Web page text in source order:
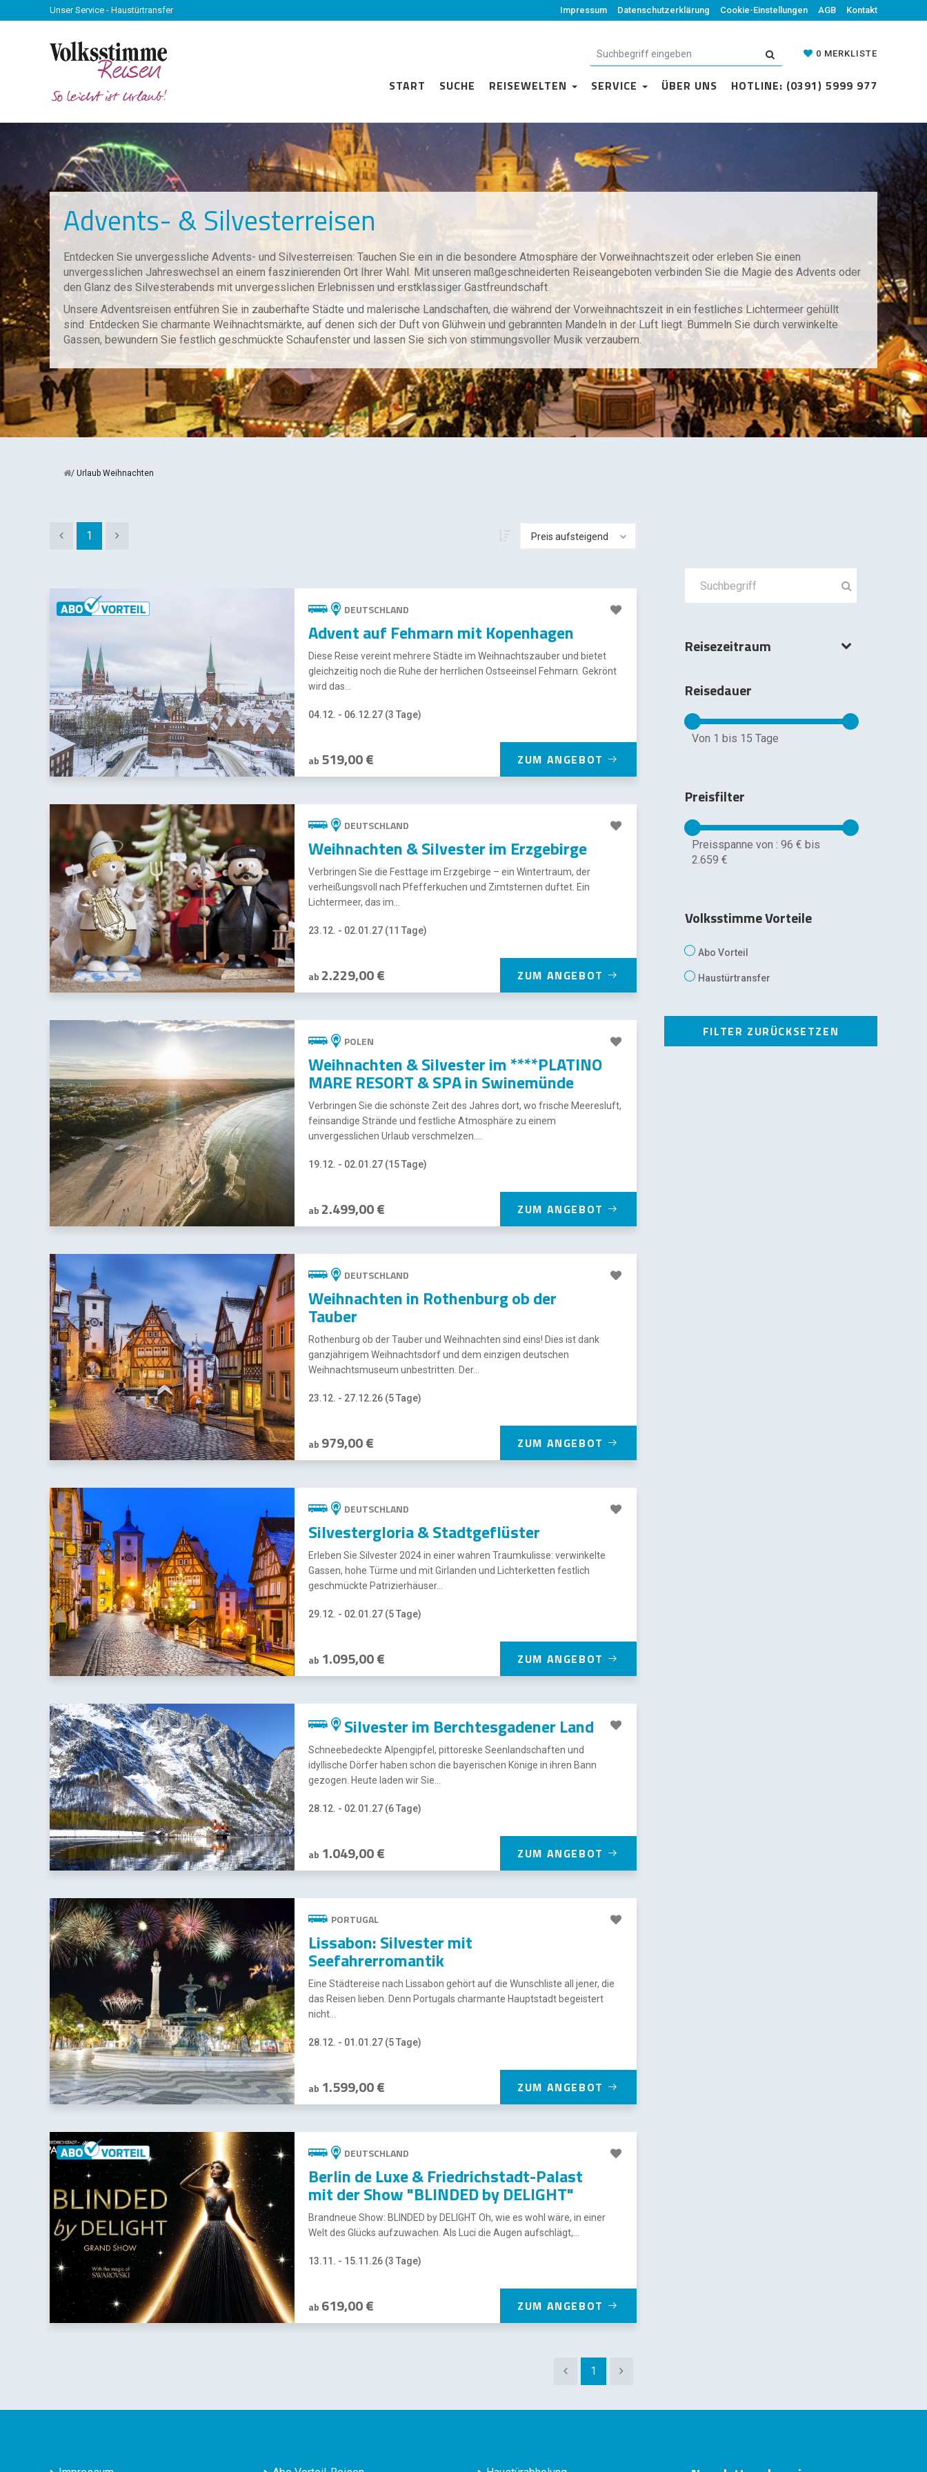
Unser Service - Haustürtransfer Impressum Datenschutzerklärung Cookie-Einstellungen AGB Kontakt
0 MERKLISTE
START SUCHE REISEWELTEN SERVICE ÜBER UNS HOTLINE: (0391) 5999 977
Advents- & Silvesterreisen
Entdecken Sie unvergessliche Advents- und Silvesterreisen: Tauchen Sie ein in die besondere Atmosphäre der Vorweihnachtszeit oder erleben Sie einen
unvergesslichen Jahreswechsel an einem faszinierenden Ort Ihrer Wahl. Mit unseren maßgeschneiderten Reiseangeboten verbinden Sie die Magie des Advents oder
den Glanz des Silvesterabends mit unvergesslichen Erlebnissen und erstklassiger Gastfreundschaft.
Unsere Adventsreisen entführen Sie in zauberhafte Städte und malerische Landschaften, die während der Vorweihnachtszeit in ein festliches Lichtermeer gehüllt
sind. Entdecken Sie charmante Weihnachtsmärkte, auf denen sich der Duft von Glühwein und gebrannten Mandeln in der Luft liegt. Bummeln Sie durch verwinkelte
Gassen, bewundern Sie festlich geschmückte Schaufenster und lassen Sie sich von stimmungsvoller Musik verzaubern.
Urlaub Weihnachten
1
DEUTSCHLAND
Advent auf Fehmarn mit Kopenhagen
Diese Reise vereint mehrere Städte im Weihnachtszauber und bietet
gleichzeitig noch die Ruhe der herrlichen Ostseeinsel Fehmarn. Gekrönt
wird das...
04.12. - 06.12.27 (3 Tage)
ab 519,00 € ZUM ANGEBOT
DEUTSCHLAND
Weihnachten & Silvester im Erzgebirge
Verbringen Sie die Festtage im Erzgebirge – ein Wintertraum, der
verheißungsvoll nach Pfefferkuchen und Zimtsternen duftet. Ein
Lichtermeer, das im...
23.12. - 02.01.27 (11 Tage)
ab 2.229,00 € ZUM ANGEBOT
POLEN
Weihnachten & Silvester im ****PLATINO
MARE RESORT & SPA in Swinemünde
Verbringen Sie die schönste Zeit des Jahres dort, wo frische Meeresluft,
feinsandige Strände und festliche Atmosphäre zu einem
unvergesslichen Urlaub verschmelzen....
19.12. - 02.01.27 (15 Tage)
ab 2.499,00 € ZUM ANGEBOT
DEUTSCHLAND
Weihnachten in Rothenburg ob der
Tauber
Rothenburg ob der Tauber und Weihnachten sind eins! Dies ist dank
ganzjährigem Weihnachtsdorf und dem einzigen deutschen
Weihnachtsmuseum unbestritten. Der...
23.12. - 27.12.26 (5 Tage)
ab 979,00 € ZUM ANGEBOT
DEUTSCHLAND
Silvestergloria & Stadtgeflüster
Erleben Sie Silvester 2024 in einer wahren Traumkulisse: verwinkelte
Gassen, hohe Türme und mit Girlanden und Lichterketten festlich
geschmückte Patrizierhäuser...
29.12. - 02.01.27 (5 Tage)
ab 1.095,00 € ZUM ANGEBOT
Silvester im Berchtesgadener Land
Schneebedeckte Alpengipfel, pittoreske Seenlandschaften und
idyllische Dörfer haben schon die bayerischen Könige in ihren Bann
gezogen. Heute laden wir Sie...
28.12. - 02.01.27 (6 Tage)
ab 1.049,00 € ZUM ANGEBOT
PORTUGAL
Lissabon: Silvester mit
Seefahrerromantik
Eine Städtereise nach Lissabon gehört auf die Wunschliste all jener, die
das Reisen lieben. Denn Portugals charmante Hauptstadt begeistert
nicht...
28.12. - 01.01.27 (5 Tage)
ab 1.599,00 € ZUM ANGEBOT
DEUTSCHLAND
Berlin de Luxe & Friedrichstadt-Palast
mit der Show "BLINDED by DELIGHT"
Brandneue Show: BLINDED by DELIGHT Oh, wie es wohl wäre, in einer
Welt des Glücks aufzuwachen. Als Luci die Augen aufschlägt,...
13.11. - 15.11.26 (3 Tage)
ab 619,00 € ZUM ANGEBOT
1
Reisezeitraum
Reisedauer
Von 1 bis 15 Tage
Preisfilter
Preisspanne von : 96 € bis
2.659 €
Volksstimme Vorteile
Abo Vorteil
Haustürtransfer